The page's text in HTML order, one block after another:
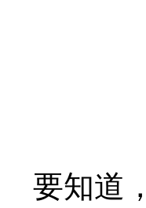
要知道